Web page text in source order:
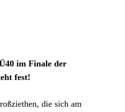
im Finale der
fest!
die sich am